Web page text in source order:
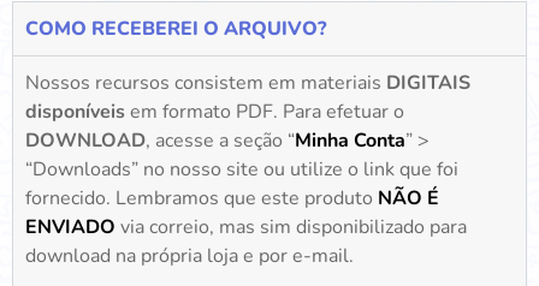
COMO RECEBEREI O ARQUIVO?
Nossos recursos consistem em materiais DIGITAIS
disponíveisem formato PDF. Para efetuar o
DOWNLOAD, acesse a seção “Minha Conta” >
“Downloads” no nosso site ou utilize o link que foi
fornecido. Lembramos que este produto NÃO É
ENVIADO via correio, mas sim disponibilizado para
download na própria loja e por e-mail.